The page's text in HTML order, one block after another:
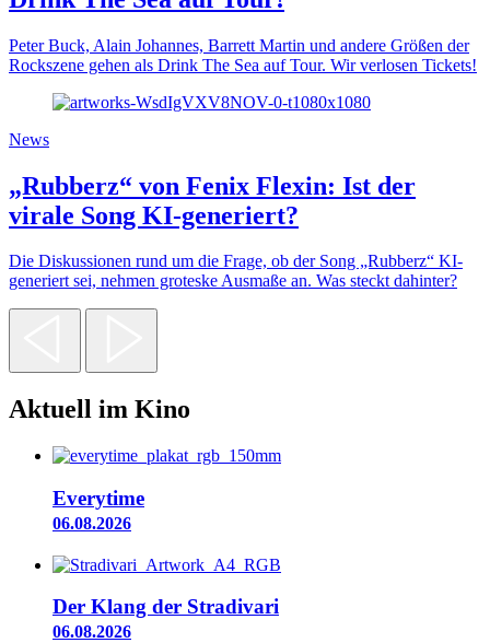
Peter Buck, Alain Johannes, Barrett Martin und andere Größen der
Rockszene gehen als Drink The Sea auf Tour. Wir verlosen Tickets!
News
„Rubberz“ von Fenix Flexin: Ist der
virale Song KI-generiert?
Die Diskussionen rund um die Frage, ob der Song „Rubberz“ KI-
generiert sei, nehmen groteske Ausmaße an. Was steckt dahinter?
Aktuell im Kino
Everytime
06.08.2026
Der Klang der Stradivari
06.08.2026